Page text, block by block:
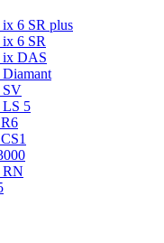
6 SR plus
6 SR
ix DAS
SV
LS 5
RN